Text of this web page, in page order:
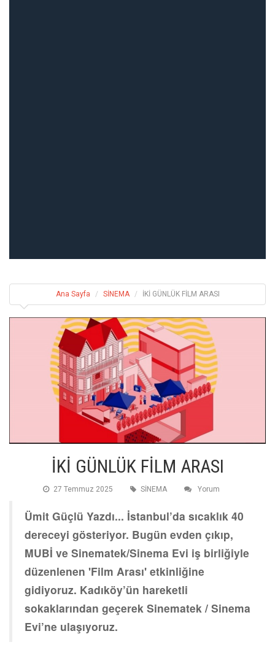
Ana Sayfa SİNEMA İKİ GÜNLÜK FİLM ARASI
İKİ GÜNLÜK FİLM ARASI
27 Temmuz 2025 SİNEMA Yorum
Ümit Güçlü Yazdı... İstanbul’da sıcaklık 40
dereceyi gösteriyor. Bugün evden çıkıp,
MUBİ ve Sinematek/Sinema Evi iş birliğiyle
düzenlenen 'Film Arası' etkinliğine
gidiyoruz. Kadıköy’ün hareketli
sokaklarından geçerek Sinematek / Sinema
Evi’ne ulaşıyoruz.